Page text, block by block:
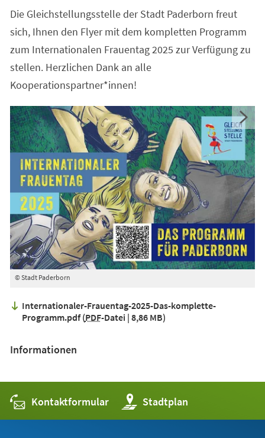
Die Gleichstellungsstelle der Stadt Paderborn freut
sich, Ihnen den Flyer mit dem kompletten Programm
zum Internationalen Frauentag 2025 zur Verfügung zu
stellen. Herzlichen Dank an alle
Kooperationspartner*innen!
© Stadt Paderborn
Internationaler-Frauentag-2025-Das-komplette-
Programm.pdf PDF-Datei 8,86 MB
Informationen
Kontaktformular Stadtplan
(Öffnet
in
einem